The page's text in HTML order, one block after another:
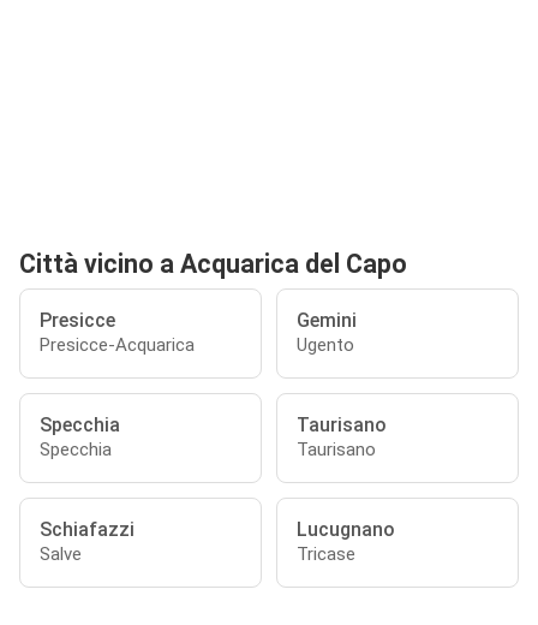
Città vicino a Acquarica del Capo
Presicce
Presicce-Acquarica
Gemini
Ugento
Specchia
Specchia
Taurisano
Taurisano
Schiafazzi
Salve
Lucugnano
Tricase